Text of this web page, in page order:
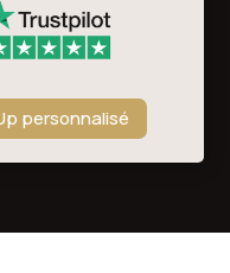
personnalisé